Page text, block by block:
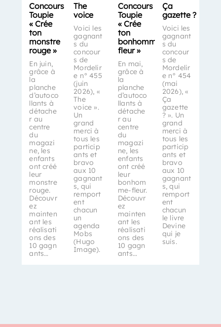
Concours
Toupie
« Crée
ton
monstre
rouge »
En juin,
grâce à
la
planche
d’autoco
llants à
détache
r au
centre
du
magazi
ne, les
enfants
ont créé
leur
monstre
rouge.
Découvr
ez
mainten
ant les
réalisati
ons des
10 gagn
ants…
The
voice
Voici les
gagnant
s du
concour
s de
Mordelir
e n° 455
(juin
2026), «
The
voice ».
Un
grand
merci à
tous les
particip
ants et
bravo
aux 10
gagnant
s, qui
remport
ent
chacun
un
agenda
Mobs
(Hugo
Image).
Concours
Toupie
« Crée
ton
bonhomme-
fleur »
En mai,
grâce à
la
planche
d’autoco
llants à
détache
r au
centre
du
magazi
ne, les
enfants
ont créé
leur
bonhom
me-fleur.
Découvr
ez
mainten
ant les
réalisati
ons des
10 gagn
ants…
Ça
gazette ?
Voici les
gagnant
s du
concour
s de
Mordelir
e n° 454
(mai
2026), «
Ça
gazette
? ». Un
grand
merci à
tous les
particip
ants et
bravo
aux 10
gagnant
s, qui
remport
ent
chacun
le livre
Devine
qui je
suis.